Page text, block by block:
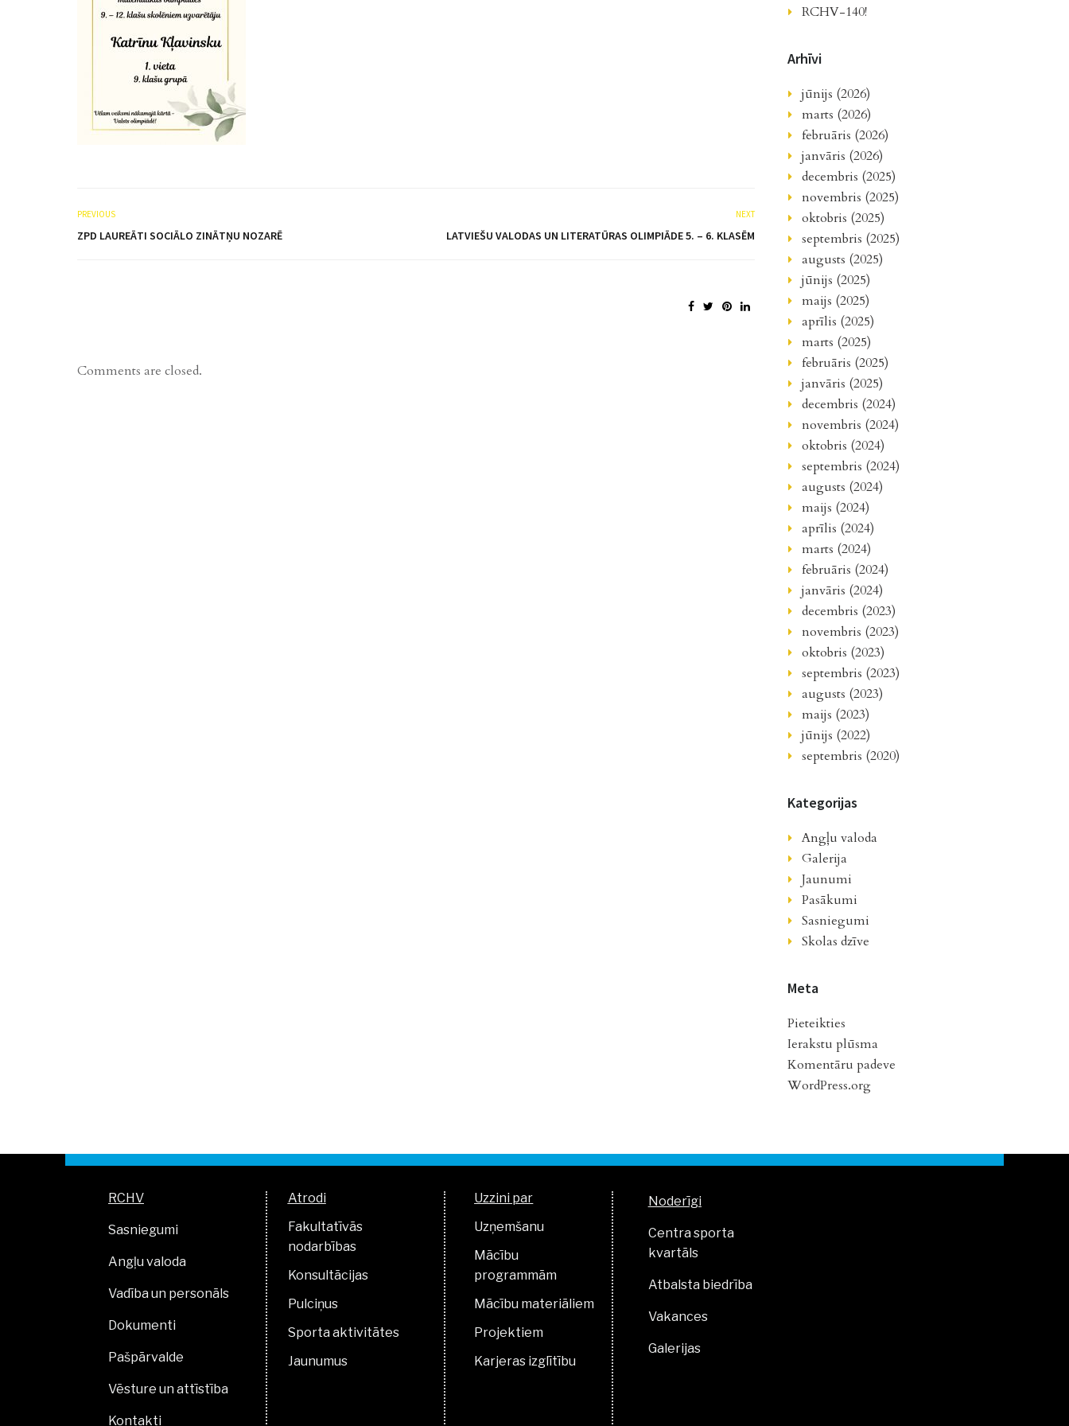
PREVIOUS
ZPD LAUREĀTI SOCIĀLO ZINĀTŅU NOZARĒ
NEXT
LATVIEŠU VALODAS UN LITERATŪRAS OLIMPIĀDE 5. – 6. KLASĒM
Comments are closed.
RCHV-140!
Arhīvi
jūnijs (2026)
marts (2026)
februāris (2026)
janvāris (2026)
decembris (2025)
novembris (2025)
oktobris (2025)
septembris (2025)
augusts (2025)
jūnijs (2025)
maijs (2025)
aprīlis (2025)
marts (2025)
februāris (2025)
janvāris (2025)
decembris (2024)
novembris (2024)
oktobris (2024)
septembris (2024)
augusts (2024)
maijs (2024)
aprīlis (2024)
marts (2024)
februāris (2024)
janvāris (2024)
decembris (2023)
novembris (2023)
oktobris (2023)
septembris (2023)
augusts (2023)
maijs (2023)
jūnijs (2022)
septembris (2020)
Kategorijas
Angļu valoda
Galerija
Jaunumi
Pasākumi
Sasniegumi
Skolas dzīve
Meta
Pieteikties
Ierakstu plūsma
Komentāru padeve
WordPress.org
RCHV
Sasniegumi
Angļu valoda
Vadība un personāls
Dokumenti
Pašpārvalde
Vēsture un attīstība
Kontakti
Atrodi
Fakultatīvās
nodarbības
Konsultācijas
Pulciņus
Sporta aktivitātes
Jaunumus
Uzzini par
Uzņemšanu
Mācību
programmām
Mācību materiāliem
Projektiem
Karjeras izglītību
Noderīgi
Centra sporta
kvartāls
Atbalsta biedrība
Vakances
Galerijas